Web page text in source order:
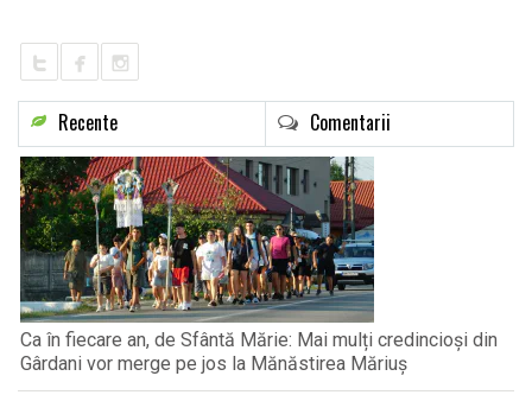
Recente Comentarii
Ca în fiecare an, de Sfântă Mărie: Mai mulți credincioși din
Gârdani vor merge pe jos la Mănăstirea Măriuș